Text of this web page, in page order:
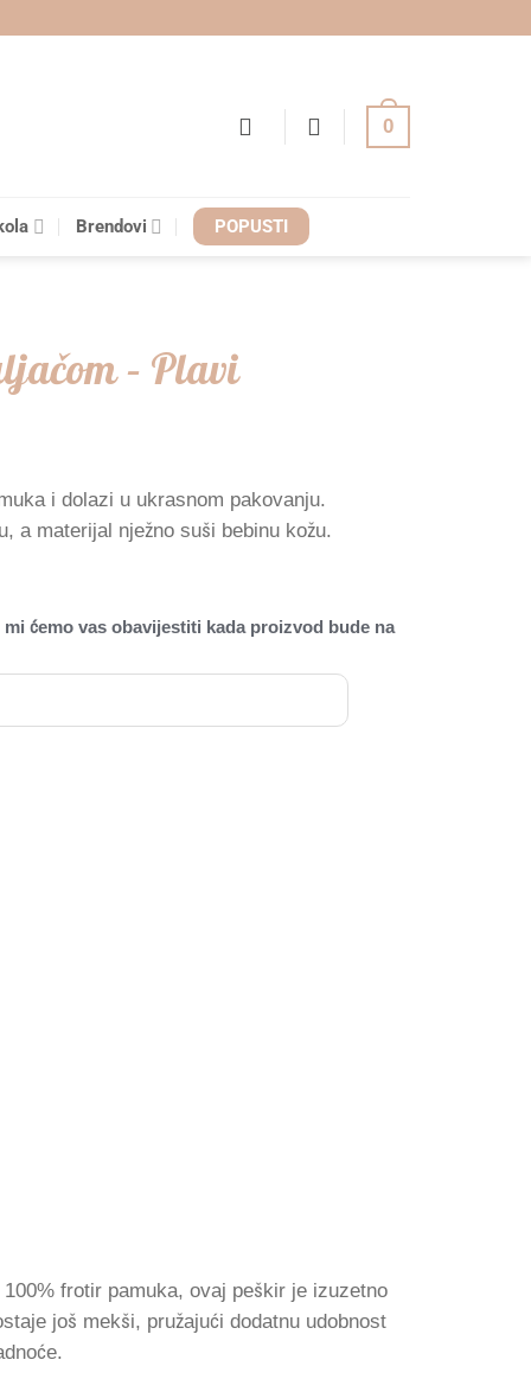
0
Brendovi POPUSTI
– Plavi
i dolazi u ukrasnom pakovanju.
a materijal nježno suši bebinu kožu.
ćemo vas obavijestiti kada proizvod bude na
frotir pamuka, ovaj peškir je izuzetno
još mekši, pružajući dodatnu udobnost